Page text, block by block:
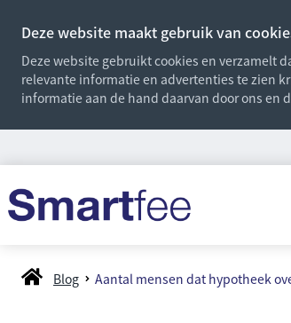
Deze website maakt gebruik van
Deze website gebruikt cookies en verzamelt
relevante informatie en advertenties te zien
informatie aan de hand daarvan door ons en
Blog Aantal mensen dat hypotheek